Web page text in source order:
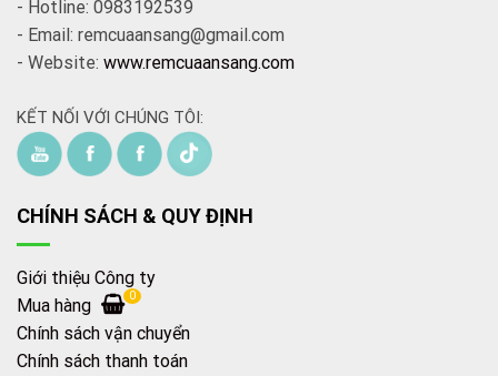
- Hotline: 0983192539
- Email: remcuaansang@gmail.com
- Website: www.remcuaansang.com
KẾT NỐI VỚI CHÚNG TÔI:
CHÍNH SÁCH & QUY ĐỊNH
Giới thiệu Công ty
Mua hàng
0
Chính sách vận chuyển
Chính sách thanh toán